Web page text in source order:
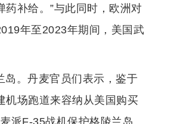
补给。”与此同时，欧洲对
年至2023年期间，美国武
岛。丹麦官员们表示，鉴于
机场跑道来容纳从美国购买
派F-35战机保护格陵兰岛